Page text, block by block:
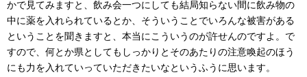
かで見てみますと、飲み会一つにしても結局知らない間に飲み物の
中に薬を入れられているとか、そういうことでいろんな被害がある
ということを聞きますと、本当にこういうのが許せんのですよ。で
すので、何とか県としてもしっかりとそのあたりの注意喚起のほう
にも力を入れていっていただきたいなというふうに思います。